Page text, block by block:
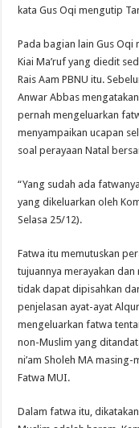
kata Gus Oqi mengutip
Pada bagian lain Gus Oqi
Kiai Ma’ruf yang diedit
Rais Aam PBNU itu.
Anwar Abbas
pernah mengeluarkan
menyampaikan ucapan
soal perayaan Natal
“Yang sudah ada
yang dikeluarkan oleh
Selasa 25/12).
Fatwa itu memutuskan
tujuannya merayakan
tidak dapat dipisahkan
penjelasan ayat-ayat
mengeluarkan fatwa
non-Muslim yang
ni’am Sholeh MA
Fatwa MUI.
Dalam fatwa itu,